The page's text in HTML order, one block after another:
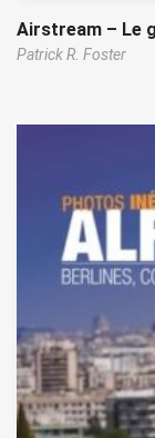
Airstream – Le
Patrick R. Foster